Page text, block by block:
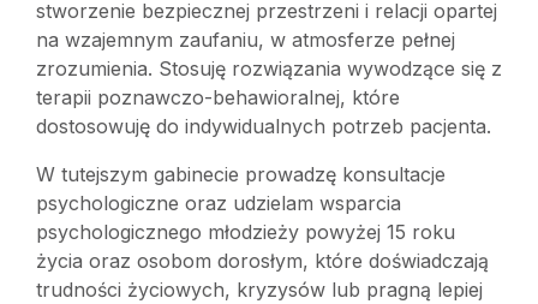
stworzenie bezpiecznej przestrzeni i relacji opartej
na wzajemnym zaufaniu, w atmosferze pełnej
zrozumienia. Stosuję rozwiązania wywodzące się z
terapii poznawczo-behawioralnej, które
dostosowuję do indywidualnych potrzeb pacjenta.
W tutejszym gabinecie prowadzę konsultacje
psychologiczne oraz udzielam wsparcia
psychologicznego młodzieży powyżej 15 roku
życia oraz osobom dorosłym, które doświadczają
trudności życiowych, kryzysów lub pragną lepiej